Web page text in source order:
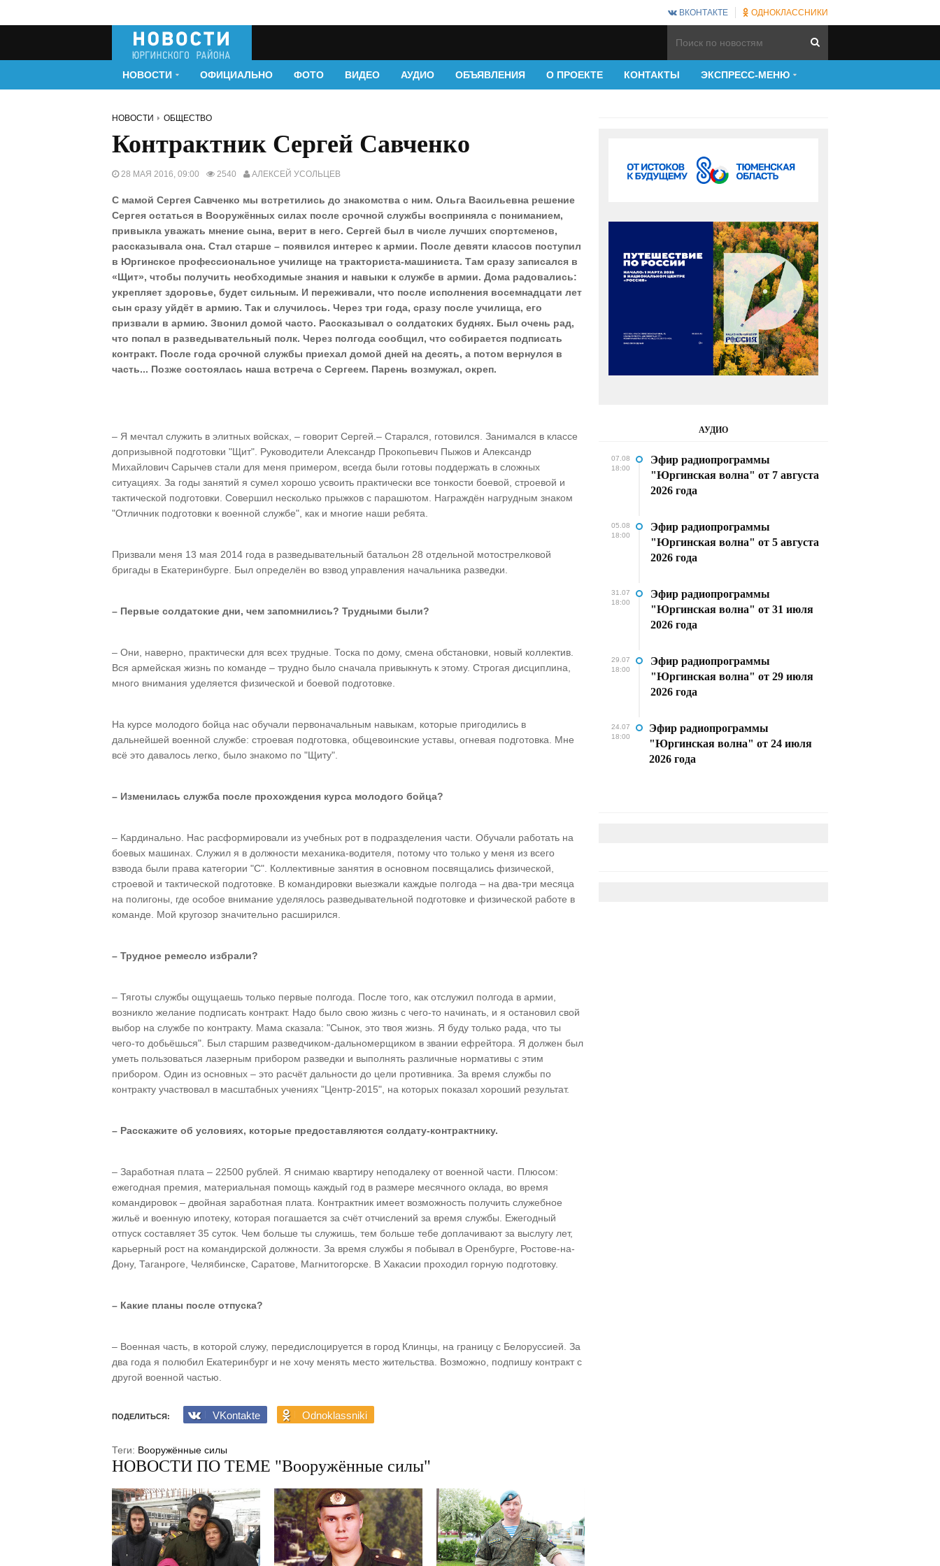
ВКОНТАКТЕ ОДНОКЛАССНИКИ
НОВОСТИ ОФИЦИАЛЬНО ФОТО ВИДЕО АУДИО ОБЪЯВЛЕНИЯ О ПРОЕКТЕ КОНТАКТЫ ЭКСПРЕСС-МЕНЮ
НОВОСТИ ОБЩЕСТВО
Контрактник Сергей Савченко
28 МАЯ 2016, 09:00 2540 АЛЕКСЕЙ УСОЛЬЦЕВ
С мамой Сергея Савченко мы встретились до знакомства с ним. Ольга Васильевна решение
Сергея остаться в Вооружённых силах после срочной службы восприняла с пониманием,
привыкла уважать мнение сына, верит в него. Сергей был в числе лучших спортсменов,
рассказывала она. Стал старше – появился интерес к армии. После девяти классов поступил
в Юргинское профессиональное училище на тракториста-машиниста. Там сразу записался в
«Щит», чтобы получить необходимые знания и навыки к службе в армии. Дома радовались:
укрепляет здоровье, будет сильным. И переживали, что после исполнения восемнадцати лет
сын сразу уйдёт в армию. Так и случилось. Через три года, сразу после училища, его
призвали в армию. Звонил домой часто. Рассказывал о солдатских буднях. Был очень рад,
что попал в разведывательный полк. Через полгода сообщил, что собирается подписать
контракт. После года срочной службы приехал домой дней на десять, а потом вернулся в
часть... Позже состоялась наша встреча с Сергеем. Парень возмужал, окреп.
– Я мечтал служить в элитных войсках, – говорит Сергей.– Старался, готовился. Занимался в классе
допризывной подготовки "Щит". Руководители Александр Прокопьевич Пыжов и Александр
Михайлович Сарычев стали для меня примером, всегда были готовы поддержать в сложных
ситуациях. За годы занятий я сумел хорошо усвоить практически все тонкости боевой, строевой и
тактической подготовки. Совершил несколько прыжков с парашютом. Награждён нагрудным знаком
"Отличник подготовки к военной службе", как и многие наши ребята.
Призвали меня 13 мая 2014 года в разведывательный батальон 28 отдельной мотострелковой
бригады в Екатеринбурге. Был определён во взвод управления начальника разведки.
– Первые солдатские дни, чем запомнились? Трудными были?
– Они, наверно, практически для всех трудные. Тоска по дому, смена обстановки, новый коллектив.
Вся армейская жизнь по команде – трудно было сначала привыкнуть к этому. Строгая дисциплина,
много внимания уделяется физической и боевой подготовке.
На курсе молодого бойца нас обучали первоначальным навыкам, которые пригодились в
дальнейшей военной службе: строевая подготовка, общевоинские уставы, огневая подготовка. Мне
всё это давалось легко, было знакомо по "Щиту".
– Изменилась служба после прохождения курса молодого бойца?
– Кардинально. Нас расформировали из учебных рот в подразделения части. Обучали работать на
боевых машинах. Служил я в должности механика-водителя, потому что только у меня из всего
взвода были права категории "С". Коллективные занятия в основном посвящались физической,
строевой и тактической подготовке. В командировки выезжали каждые полгода – на два-три месяца
на полигоны, где особое внимание уделялось разведывательной подготовке и физической работе в
команде. Мой кругозор значительно расширился.
– Трудное ремесло избрали?
– Тяготы службы ощущаешь только первые полгода. После того, как отслужил полгода в армии,
возникло желание подписать контракт. Надо было свою жизнь с чего-то начинать, и я остановил свой
выбор на службе по контракту. Мама сказала: "Сынок, это твоя жизнь. Я буду только рада, что ты
чего-то добьёшься". Был старшим разведчиком-дальномерщиком в звании ефрейтора. Я должен был
уметь пользоваться лазерным прибором разведки и выполнять различные нормативы с этим
прибором. Один из основных – это расчёт дальности до цели противника. За время службы по
контракту участвовал в масштабных учениях "Центр-2015", на которых показал хороший результат.
– Расскажите об условиях, которые предоставляются солдату-контрактнику.
– Заработная плата – 22500 рублей. Я снимаю квартиру неподалеку от военной части. Плюсом:
ежегодная премия, материальная помощь каждый год в размере месячного оклада, во время
командировок – двойная заработная плата. Контрактник имеет возможность получить служебное
жильё и военную ипотеку, которая погашается за счёт отчислений за время службы. Ежегодный
отпуск составляет 35 суток. Чем больше ты служишь, тем больше тебе доплачивают за выслугу лет,
карьерный рост на командирской должности. За время службы я побывал в Оренбурге, Ростове-на-
Дону, Таганроге, Челябинске, Саратове, Магнитогорске. В Хакасии проходил горную подготовку.
– Какие планы после отпуска?
– Военная часть, в которой служу, передислоцируется в город Клинцы, на границу с Белоруссией. За
два года я полюбил Екатеринбург и не хочу менять место жительства. Возможно, подпишу контракт с
другой военной частью.
ПОДЕЛИТЬСЯ: VKontakte Odnoklassniki
Теги: Вооружённые силы
НОВОСТИ ПО ТЕМЕ "Вооружённые силы"
АУДИО
07.08
18:00
Эфир радиопрограммы
"Юргинская волна" от 7 августа
2026 года
05.08
18:00
Эфир радиопрограммы
"Юргинская волна" от 5 августа
2026 года
31.07
18:00
Эфир радиопрограммы
"Юргинская волна" от 31 июля
2026 года
29.07
18:00
Эфир радиопрограммы
"Юргинская волна" от 29 июля
2026 года
24.07
18:00
Эфир радиопрограммы
"Юргинская волна" от 24 июля
2026 года